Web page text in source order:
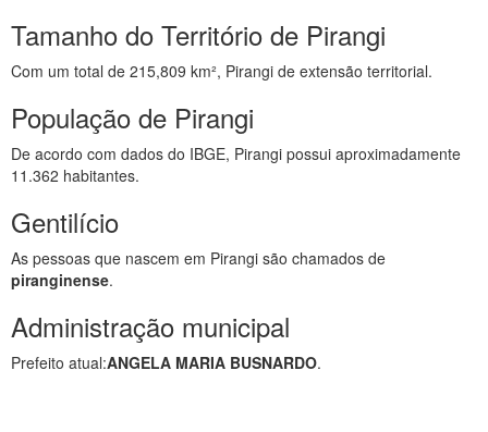
Tamanho do Território de Pirangi
Com um total de 215,809 km², Pirangi de extensão territorial.
População de Pirangi
De acordo com dados do IBGE, Pirangi possui aproximadamente
11.362 habitantes.
Gentilício
As pessoas que nascem em Pirangi são chamados de
piranginense.
Administração municipal
Prefeito atual:ANGELA MARIA BUSNARDO.